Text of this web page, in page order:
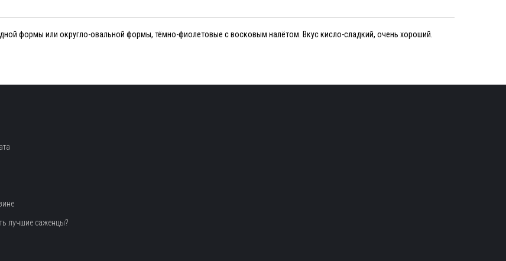
формы или округло-овальной формы, тёмно-фиолетовые с восковым налётом. Вкус кисло-сладкий, очень хороший.
лучшие саженцы?